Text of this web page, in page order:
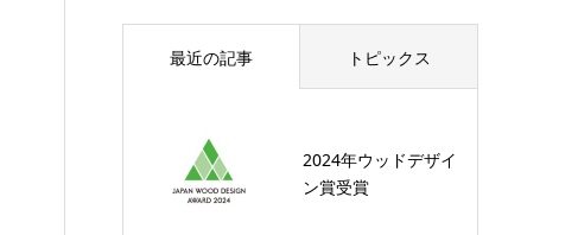
最近の記事 トピックス
2024年ウッドデザイ
ン賞受賞